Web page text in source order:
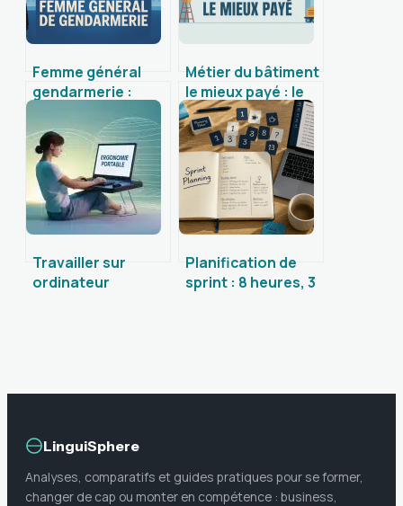
Femme général
gendarmerie :
et enjeux d’une
ascension
Métier du bâtiment
le mieux payé : le
classement qui
change tout
Travailler sur
ordinateur
Planification de
sprint : 8 heures, 3
LinguiSphere
Analyses, comparatifs et guides pratiques pour se former,
changer de cap ou monter en compétence : business,